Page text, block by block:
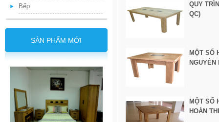
Bếp
SẢN PHẨM MỚI
QUY
QC)
MỘT SỐ
NGUYÊN
MỘT SỐ
HOÀN